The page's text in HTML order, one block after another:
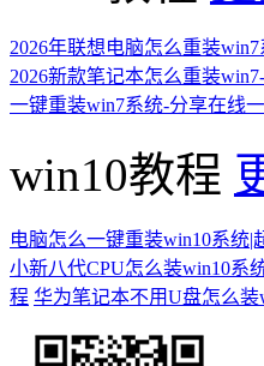
2026年联想电脑怎么重装
2026新款笔记本怎么重装
一键重装win7系统-分享在线
win10教程
电脑怎么一键重装win10系统
小新八代CPU怎么装win10系
程 华为笔记本不用U盘怎么